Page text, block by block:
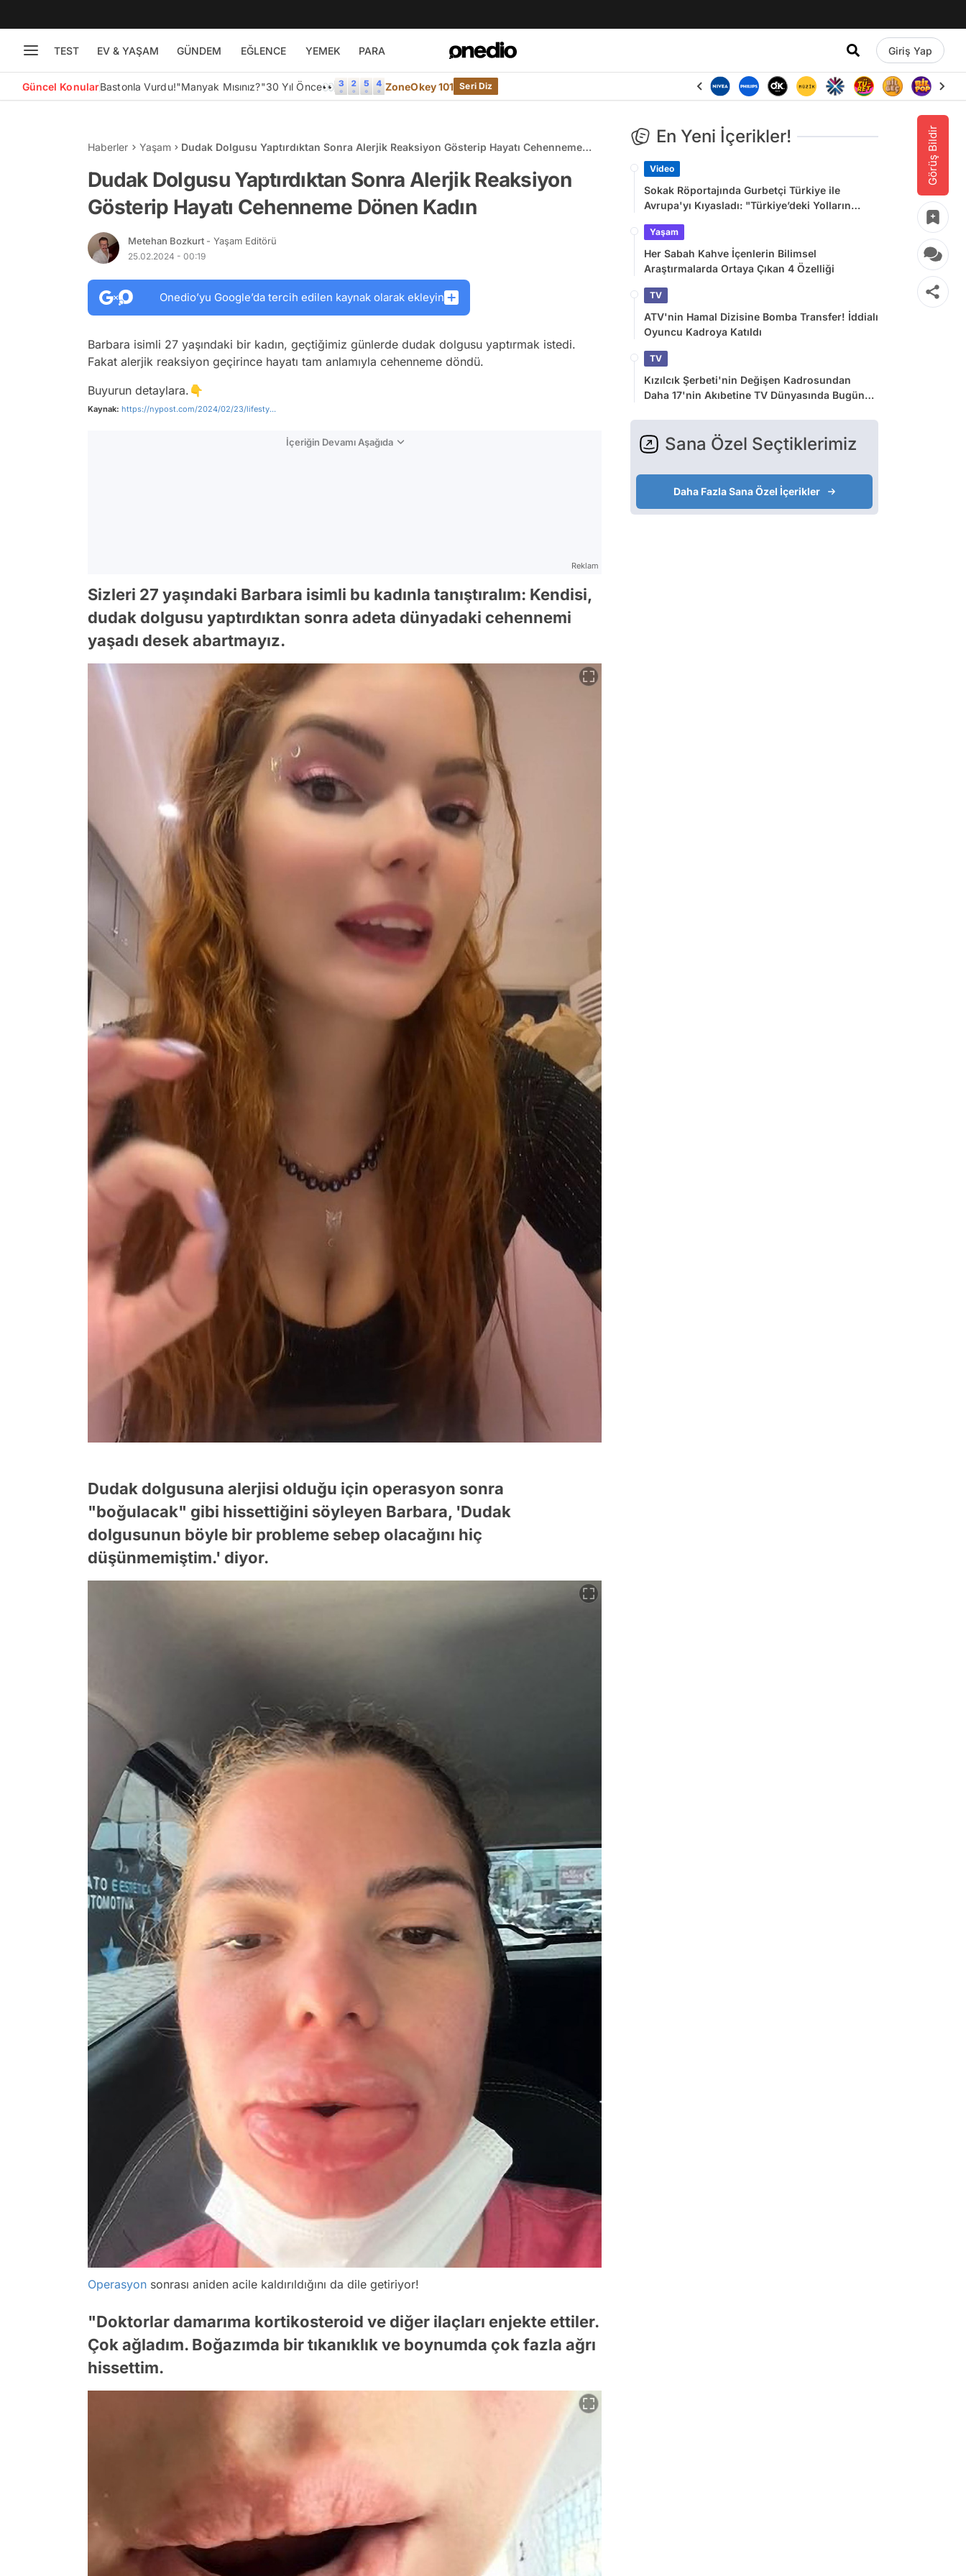
TEST EV & YAŞAM GÜNDEM EĞLENCE YEMEK PARA Giriş Yap
Güncel KonularBastonla Vurdu!"Manyak Mısınız?"30 Yıl Önce👀 ZoneOkey 101 Seri Diz
Görüş Bildir
Haberler Yaşam
Dudak Dolgusu Yaptırdıktan Sonra Alerjik Reaksiyon Gösterip Hayatı Cehenneme
Dudak Dolgusu Yaptırdıktan Sonra Alerjik Reaksiyon
Gösterip Hayatı Cehenneme Dönen Kadın
Metehan Bozkurt - Yaşam Editörü
25.02.2024 - 00:19
Onedio’yu Google’da tercih edilen kaynak olarak ekleyin
Barbara isimli 27 yaşındaki bir kadın, geçtiğimiz günlerde dudak dolgusu yaptırmak istedi.
Fakat alerjik reaksiyon geçirince hayatı tam anlamıyla cehenneme döndü.
Buyurun detaylara.👇
Kaynak: https://nypost.com/2024/02/23/lifesty...
İçeriğin Devamı Aşağıda
Reklam
Sizleri 27 yaşındaki Barbara isimli bu kadınla tanıştıralım: Kendisi,
dudak dolgusu yaptırdıktan sonra adeta dünyadaki cehennemi
yaşadı desek abartmayız.
Dudak dolgusuna alerjisi olduğu için operasyon sonra
"boğulacak" gibi hissettiğini söyleyen Barbara, 'Dudak
dolgusunun böyle bir probleme sebep olacağını hiç
düşünmemiştim.' diyor.
Operasyon sonrası aniden acile kaldırıldığını da dile getiriyor!
"Doktorlar damarıma kortikosteroid ve diğer ilaçları enjekte ettiler.
Çok ağladım. Boğazımda bir tıkanıklık ve boynumda çok fazla ağrı
hissettim.
En Yeni İçerikler!
Video
Sokak Röportajında Gurbetçi Türkiye ile
Avrupa'yı Kıyasladı: "Türkiye’deki Yolların
Yaşam
Her Sabah Kahve İçenlerin Bilimsel
Araştırmalarda Ortaya Çıkan 4 Özelliği
TV
ATV'nin Hamal Dizisine Bomba Transfer! İddialı
Oyuncu Kadroya Katıldı
TV
Kızılcık Şerbeti'nin Değişen Kadrosundan
Daha 17'nin Akıbetine TV Dünyasında Bugün
Sana Özel Seçtiklerimiz
Daha Fazla Sana Özel İçerikler